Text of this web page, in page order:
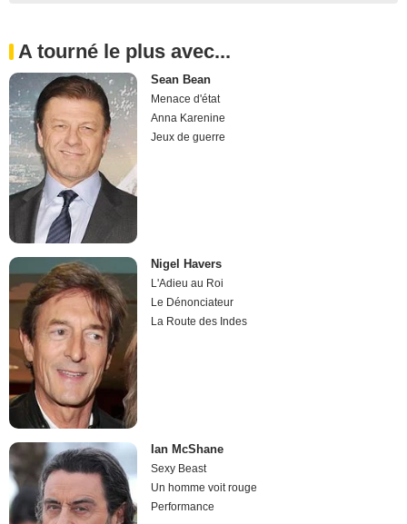
A tourné le plus avec...
Sean Bean
Menace d'état
Anna Karenine
Jeux de guerre
Nigel Havers
L'Adieu au Roi
Le Dénonciateur
La Route des Indes
Ian McShane
Sexy Beast
Un homme voit rouge
Performance